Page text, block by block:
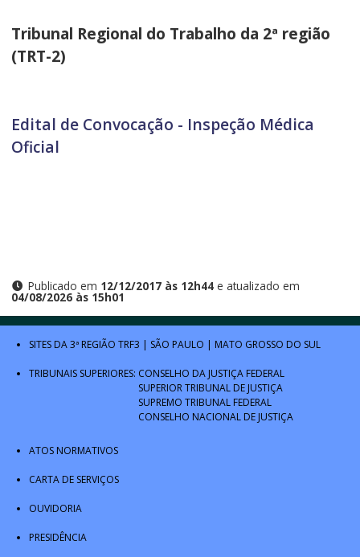
Tribunal Regional do Trabalho da 2ª região
(TRT-2)
Edital de Convocação - Inspeção Médica
Oficial
Publicado em 12/12/2017 às 12h44e atualizado em
04/08/2026 às 15h01
SITES DA 3ª REGIÃO TRF3 | SÃO PAULO | MATO GROSSO DO SUL
TRIBUNAIS SUPERIORES: CONSELHO DA JUSTIÇA FEDERAL
SUPERIOR TRIBUNAL DE JUSTIÇA
SUPREMO TRIBUNAL FEDERAL
CONSELHO NACIONAL DE JUSTIÇA
ATOS NORMATIVOS
CARTA DE SERVIÇOS
OUVIDORIA
PRESIDÊNCIA